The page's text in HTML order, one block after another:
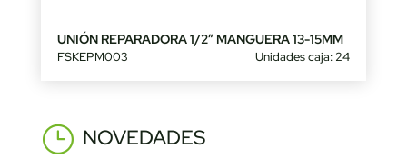
UNIÓN REPARADORA 1/2″ MANGUERA 13-15MM
FSKEPM003 Unidades caja: 24
NOVEDADES